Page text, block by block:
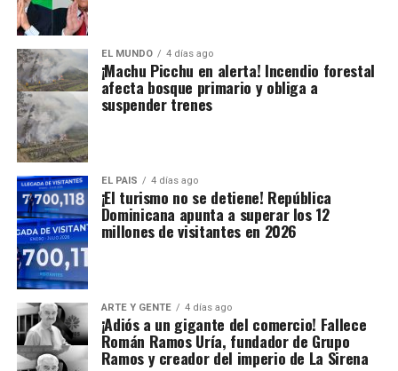
EL MUNDO 4 días ago
¡Machu Picchu en alerta! Incendio forestal
afecta bosque primario y obliga a
suspender trenes
EL PAIS 4 días ago
¡El turismo no se detiene! República
Dominicana apunta a superar los 12
millones de visitantes en 2026
ARTE Y GENTE 4 días ago
¡Adiós a un gigante del comercio! Fallece
Román Ramos Uría, fundador de Grupo
Ramos y creador del imperio de La Sirena